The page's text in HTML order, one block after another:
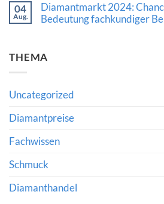
den
Diamantkauf
bedeutet
Nachfrage
nach
Diamanten
bedeutet
zu
Kaschmir-
Saphir
Auktionsergebnisse
hochwertiger
Edelsteine
04
Aug.
Diamantmarkt 2024:
Bedeutung fachkundiger
Diamantmarkt
die
fachkundiger
Beratung
THEMA
Uncategorized
Diamantpreise
Fachwissen
Schmuck
Diamanthandel